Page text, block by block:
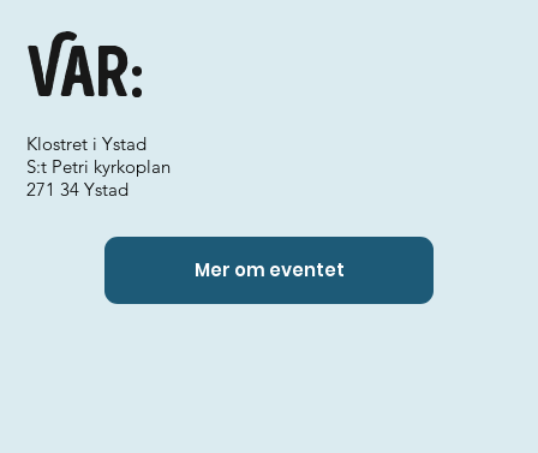
Var:
Klostret i Ystad
S:t Petri kyrkoplan
271 34 Ystad
Mer om eventet